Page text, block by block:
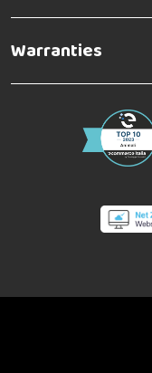
Warranties